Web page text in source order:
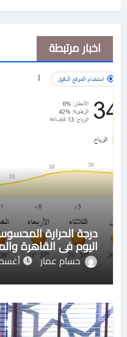
اخبار مرتبطة
درجة الحرارة
اليوم في القاهرة
حسام عمار أغسطس